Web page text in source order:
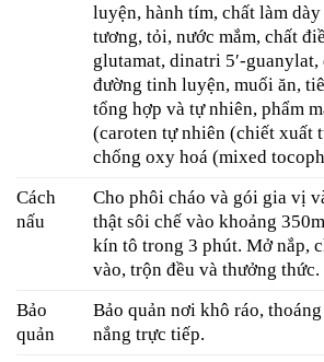
luyện, hành tím, chất làm
tương, tỏi, nước mắm, chất
glutamat, dinatri 5′-
đường tinh luyện, muối ăn,
tổng hợp và tự nhiên, phẩm
(caroten tự nhiên (chiết xuất
chống oxy hoá (mixed
Cách
nấu
Cho phôi cháo và gói gia vị
thật sôi chế vào khoảng
kín tô trong 3 phút. Mở nắp,
vào, trộn đều và thưởng thức.
Bảo
quản
Bảo quản nơi khô ráo,
nắng trực tiếp.